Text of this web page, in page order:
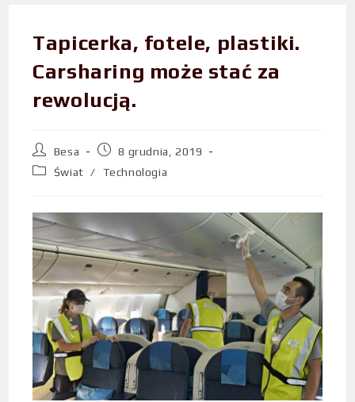
Tapicerka, fotele, plastiki.
Carsharing może stać za
rewolucją.
Besa
8 grudnia, 2019
Świat / Technologia